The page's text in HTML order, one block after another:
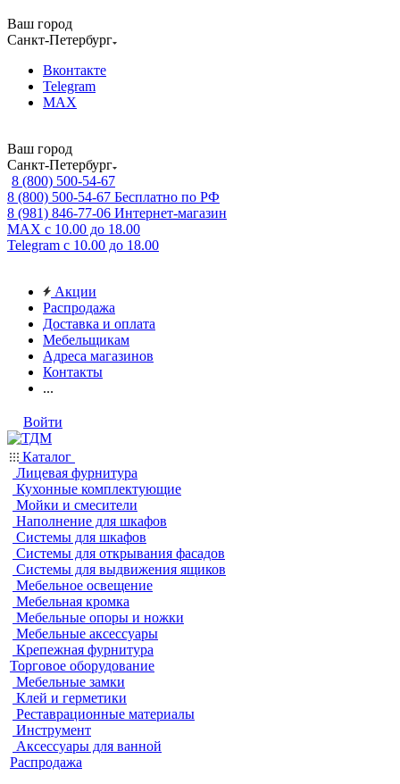
Ваш город
Санкт-Петербург
Вконтакте
Telegram
MAX
Ваш город
Санкт-Петербург
8 (800) 500-54-67
8 (800) 500-54-67 Бесплатно по РФ
8 (981) 846-77-06 Интернет-магазин
MAX с 10.00 до 18.00
Telegram с 10.00 до 18.00
Акции
Распродажа
Доставка и оплата
Мебельщикам
Адреса магазинов
Контакты
...
Войти
Каталог
Лицевая фурнитура
Кухонные комплектующие
Мойки и смесители
Наполнение для шкафов
Системы для шкафов
Системы для открывания фасадов
Системы для выдвижения ящиков
Мебельное освещение
Мебельная кромка
Мебельные опоры и ножки
Мебельные аксессуары
Крепежная фурнитура
Торговое оборудование
Мебельные замки
Клей и герметики
Реставрационные материалы
Инструмент
Аксессуары для ванной
Распродажа